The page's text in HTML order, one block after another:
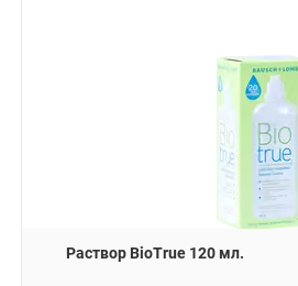
Раствор BioTrue 120 мл.